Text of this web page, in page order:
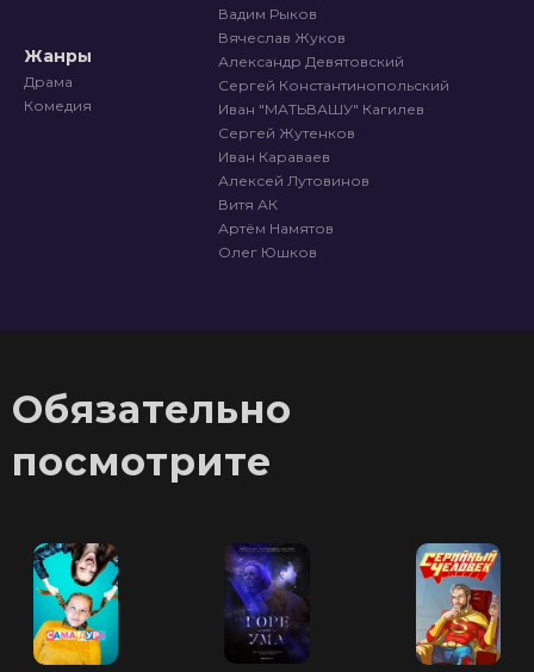
Жанры
Драма
Комедия
Вадим Рыков
Вячеслав Жуков
Александр Девятовский
Сергей Константинопольский
Иван "МАТЬВАШУ" Кагилев
Сергей Жутенков
Иван Караваев
Алексей Лутовинов
Витя АК
Артём Намятов
Олег Юшков
Обязательно
посмотрите